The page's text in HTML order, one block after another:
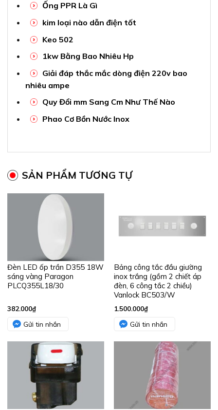
Ống PPR Là Gì
kim loại nào dẫn điện tốt
Keo 502
1kw Bằng Bao Nhiêu Hp
Giải đáp thắc mắc dòng điện 220v bao
nhiêu ampe
Quy Đổi mm Sang Cm Như Thế Nào
Phao Cơ Bồn Nước Inox
SẢN PHẨM TƯƠNG TỰ
Đèn LED ốp trần D355 18W
sáng vàng Paragon
PLCQ355L18/30
382.000₫
Gửi tin nhắn
Bảng công tắc đầu giường
inox trắng (gồm 2 chiết áp
đèn, 6 công tắc 2 chiều)
Vanlock BC503/W
1.500.000₫
Gửi tin nhắn